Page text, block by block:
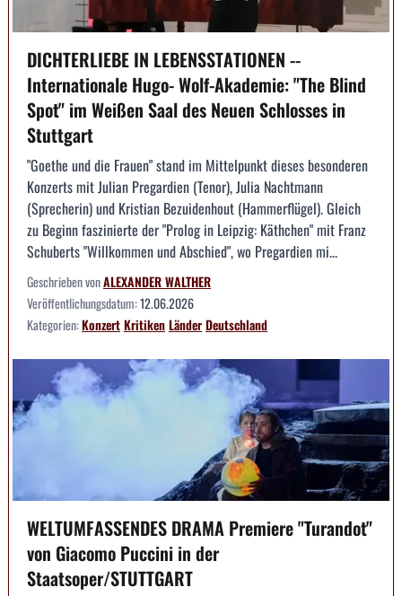
DICHTERLIEBE IN LEBENSSTATIONEN --
Internationale Hugo- Wolf-Akademie: "The Blind
Spot" im Weißen Saal des Neuen Schlosses in
Stuttgart
"Goethe und die Frauen" stand im Mittelpunkt dieses besonderen
Konzerts mit Julian Pregardien (Tenor), Julia Nachtmann
(Sprecherin) und Kristian Bezuidenhout (Hammerflügel). Gleich
zu Beginn faszinierte der "Prolog in Leipzig: Käthchen" mit Franz
Schuberts "Willkommen und Abschied", wo Pregardien mi...
Geschrieben vonALEXANDER WALTHER
Veröffentlichungsdatum:12.06.2026
Kategorien:KonzertKritikenLänderDeutschland
WELTUMFASSENDES DRAMA Premiere "Turandot"
von Giacomo Puccini in der
Staatsoper/STUTTGART